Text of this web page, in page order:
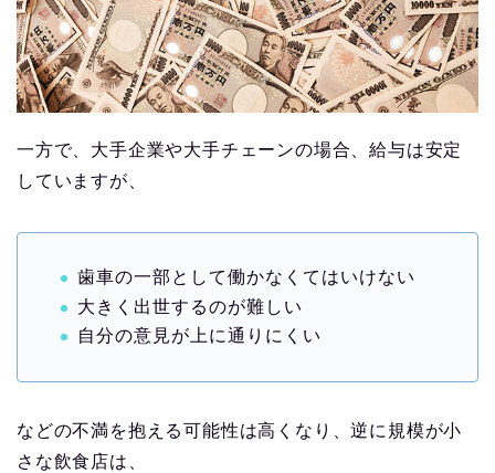
一方で、大手企業や大手チェーンの場合、給与は安定
していますが、
歯車の一部として働かなくてはいけない
大きく出世するのが難しい
自分の意見が上に通りにくい
などの不満を抱える可能性は高くなり、逆に規模が小
さな飲食店は、